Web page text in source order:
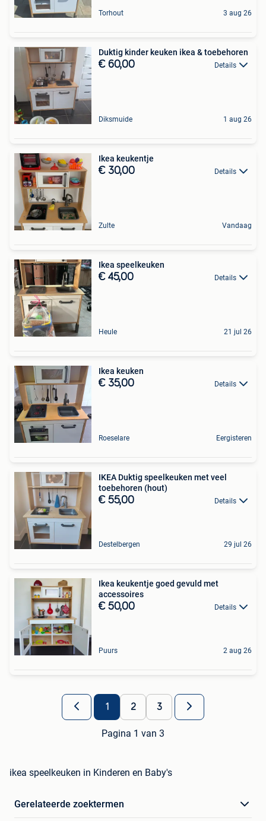
Torhout 3 aug 26
Duktig kinder keuken ikea & toebehoren
€ 60,00 Details
Diksmuide 1 aug 26
Ikea keukentje
€ 30,00 Details
Zulte Vandaag
Ikea speelkeuken
€ 45,00 Details
Heule 21 jul 26
Ikea keuken
€ 35,00 Details
Roeselare Eergisteren
IKEA Duktig speelkeuken met veel
toebehoren (hout)
€ 55,00 Details
Destelbergen 29 jul 26
Ikea keukentje goed gevuld met
accessoires
€ 50,00 Details
Puurs 2 aug 26
1 2 3
Pagina 1 van 3
ikea speelkeuken in Kinderen en Baby's
Gerelateerde zoektermen